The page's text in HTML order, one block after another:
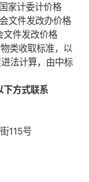
家计委计价格
文件发改办价格
文件发改价格
类收取标准，以
法计算，由中标
下方式联系
115号